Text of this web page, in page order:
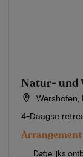
Natur- und
Wershofen,
4-Daagse
Arrangement
Dagelijks